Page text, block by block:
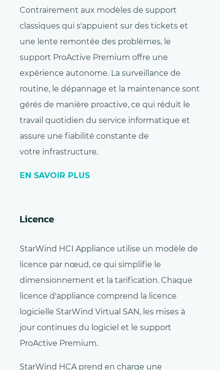
Contrairement aux modèles de support
classiques qui s'appuient sur des tickets et
une lente remontée des problèmes, le
support ProActive Premium offre une
expérience autonome. La surveillance de
routine, le dépannage et la maintenance sont
gérés de manière proactive, ce qui réduit le
travail quotidien du service informatique et
assure une fiabilité constante de
votre infrastructure.
EN SAVOIR PLUS
Licence
StarWind HCI Appliance utilise un modèle de
licence par nœud, ce qui simplifie le
dimensionnement et la tarification. Chaque
licence d'appliance comprend la licence
logicielle StarWind Virtual SAN, les mises à
jour continues du logiciel et le support
ProActive Premium.
StarWind HCA prend en charge une